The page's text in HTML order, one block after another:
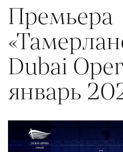
Премьера
Dubai
январь